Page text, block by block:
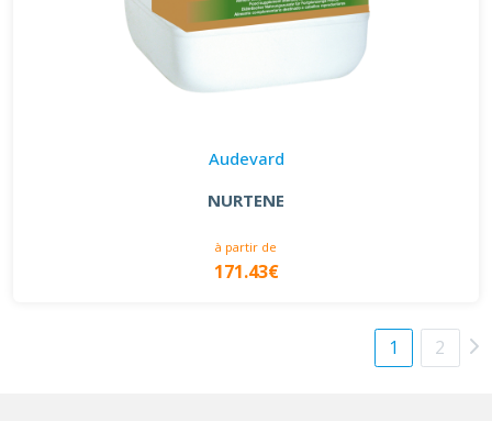
Audevard
NURTENE
à partir de
171.43€
1 2